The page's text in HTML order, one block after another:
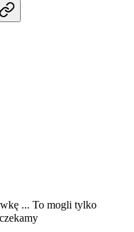
... To mogli tylko